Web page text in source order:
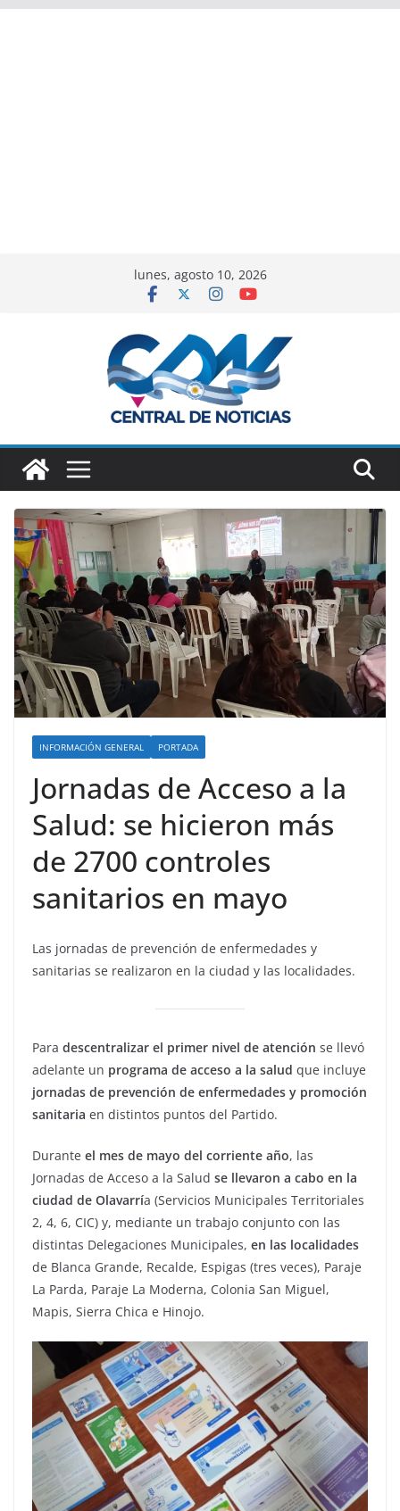
lunes, agosto 10, 2026
INFORMACIÓN GENERAL PORTADA
Jornadas de Acceso a la
Salud: se hicieron más
de 2700 controles
sanitarios en mayo
Las jornadas de prevención de enfermedades y
sanitarias se realizaron en la ciudad y las localidades.
Para descentralizar el primer nivel de atención se llevó
adelante un programa de acceso a la salud que incluye
jornadas de prevención de enfermedades y promoción
sanitaria en distintos puntos del Partido.
Durante el mes de mayo del corriente año, las
Jornadas de Acceso a la Salud se llevaron a cabo en la
ciudad de Olavarría (Servicios Municipales Territoriales
2, 4, 6, CIC) y, mediante un trabajo conjunto con las
distintas Delegaciones Municipales, en las localidades
de Blanca Grande, Recalde, Espigas (tres veces), Paraje
La Parda, Paraje La Moderna, Colonia San Miguel,
Mapis, Sierra Chica e Hinojo.